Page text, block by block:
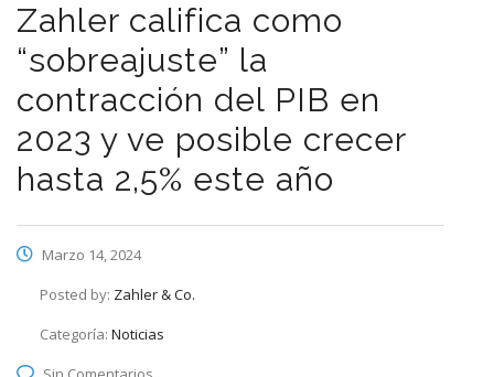
Zahler califica como
“sobreajuste” la
contracción del PIB en
2023 y ve posible crecer
hasta 2,5% este año
Marzo 14, 2024
Posted by: Zahler & Co.
Categoría: Noticias